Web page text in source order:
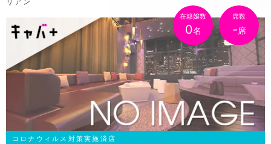
在籍嬢数
0名
席数
-席
コロナウィルス対策実施済店